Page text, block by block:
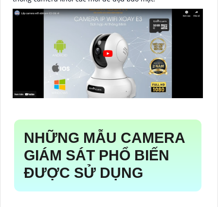
NHỮNG MẪU CAMERA
GIÁM SÁT PHỔ BIẾN
ĐƯỢC SỬ DỤNG